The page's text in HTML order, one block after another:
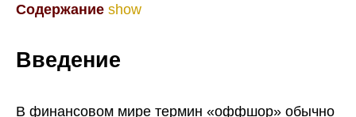
Содержание show
Введение
В финансовом мире термин «оффшор» обычно